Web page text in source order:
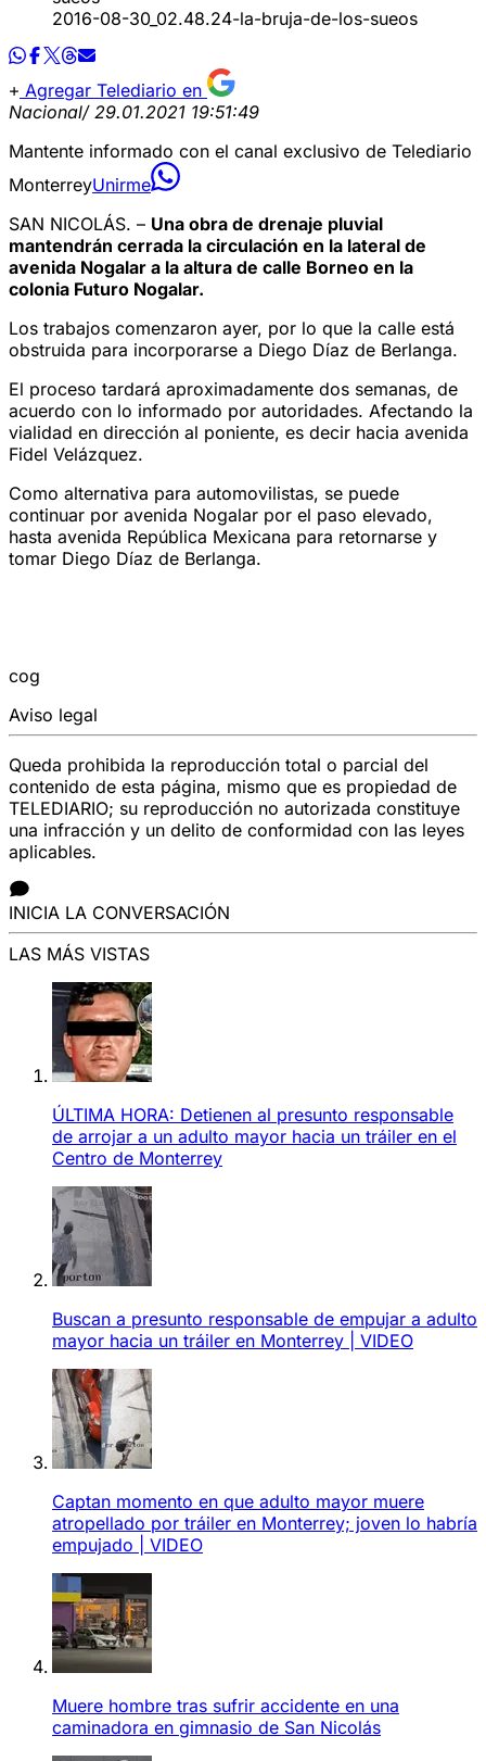
2016-08-30_02.48.24-la-bruja-de-los-sueos
Agregar Telediario en
Nacional/ 29.01.2021 19:51:49
Mantente informado con el canal exclusivo de Telediario
MonterreyUnirme
SAN NICOLÁS. – Una obra de drenaje pluvial
mantendrán cerrada la circulación en la lateral de
avenida Nogalar a la altura de calle Borneo en la
colonia Futuro Nogalar.
Los trabajos comenzaron ayer, por lo que la calle está
obstruida para incorporarse a Diego Díaz de Berlanga.
El proceso tardará aproximadamente dos semanas, de
acuerdo con lo informado por autoridades. Afectando la
vialidad en dirección al poniente, es decir hacia avenida
Fidel Velázquez.
Como alternativa para automovilistas, se puede
continuar por avenida Nogalar por el paso elevado,
hasta avenida República Mexicana para retornarse y
tomar Diego Díaz de Berlanga.
cog
Aviso legal
Queda prohibida la reproducción total o parcial del
contenido de esta página, mismo que es propiedad de
TELEDIARIO; su reproducción no autorizada constituye
una infracción y un delito de conformidad con las leyes
aplicables.
INICIA LA CONVERSACIÓN
LAS MÁS VISTAS
ÚLTIMA HORA: Detienen al presunto responsable
de arrojar a un adulto mayor hacia un tráiler en el
Centro de Monterrey
Buscan a presunto responsable de empujar a adulto
mayor hacia un tráiler en Monterrey | VIDEO
Captan momento en que adulto mayor muere
atropellado por tráiler en Monterrey; joven lo habría
empujado | VIDEO
Muere hombre tras sufrir accidente en una
caminadora en gimnasio de San Nicolás